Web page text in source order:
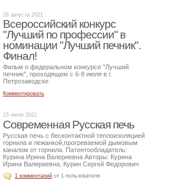
28 августа 2021
Всероссийский конкурс
"Лучший по профессии" в
номинации "Лучший печник".
Финал!
Фильм о федеральном конкурсе "Лучший
печник", проходящем с 6-8 июля в г.
Петрозаводске.
Комментировать
15 июля 2021
Современная Русская печь
Русская печь с бесконтактной теплоизоляцией
горнила и лежанкой,прогреваемой дымовым
каналом от горнила. Патентообладатель:
Курина Ирина Валериевна Авторы: Курина
Ирина Валериевна, Курин Сергей Федорович
1 комментарий от 1 пользователя